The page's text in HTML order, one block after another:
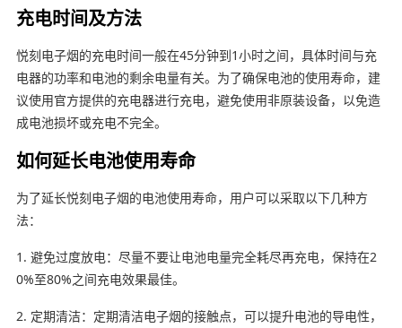
充电时间及方法
悦刻电子烟的充电时间一般在45分钟到1小时之间，具体时间与充
电器的功率和电池的剩余电量有关。为了确保电池的使用寿命，建
议使用官方提供的充电器进行充电，避免使用非原装设备，以免造
成电池损坏或充电不完全。
如何延长电池使用寿命
为了延长悦刻电子烟的电池使用寿命，用户可以采取以下几种方
法：
1. 避免过度放电：尽量不要让电池电量完全耗尽再充电，保持在2
0%至80%之间充电效果最佳。
2. 定期清洁：定期清洁电子烟的接触点，可以提升电池的导电性，